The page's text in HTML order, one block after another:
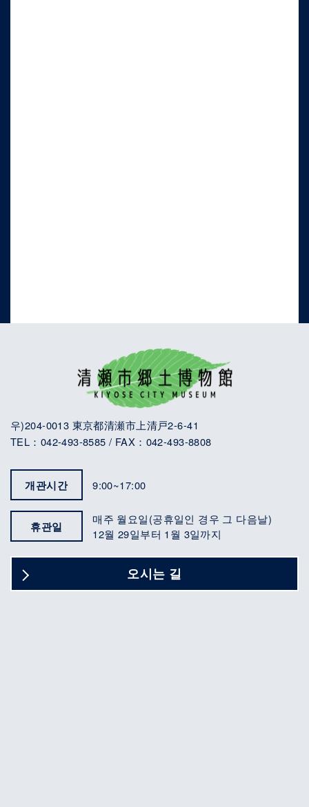
우)204-0013 東京都清瀬市上清戸2-6-41
TEL：042-493-8585 / FAX：042-493-8808
개관시간 9:00~17:00
휴관일
매주 월요일(공휴일인 경우 그 다음날)
12월 29일부터 1월 3일까지
오시는 길